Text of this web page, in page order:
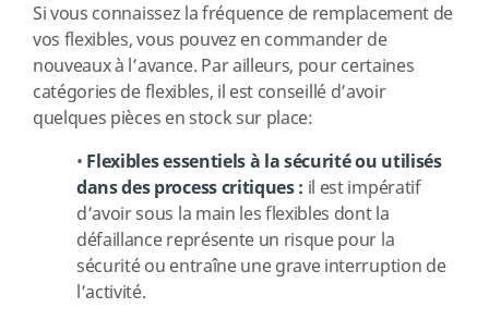
Si vous connaissez la fréquence de remplacement de
vos flexibles, vous pouvez en commander de
nouveaux à l’avance. Par ailleurs, pour certaines
catégories de flexibles, il est conseillé d’avoir
quelques pièces en stock sur place:
• Flexibles essentiels à la sécurité ou utilisés
dans des process critiques : il est impératif
d’avoir sous la main les flexibles dont la
défaillance représente un risque pour la
sécurité ou entraîne une grave interruption de
l’activité.